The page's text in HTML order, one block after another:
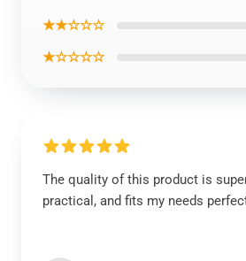
★★☆☆☆
★☆☆☆☆
The quality of this product is
practical, and fits my needs